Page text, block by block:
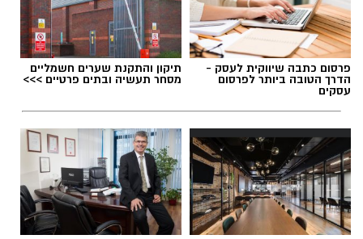
תגים:כרטיס אשראי
פרסום כתבה שיווקית לעסק -
הדרך הטובה ביותר לפרסום
עסקים
תיקון והתקנת שערים חשמליים
מסחר תעשיה ובתים פרטיים >>>